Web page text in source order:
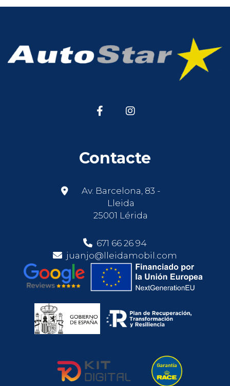
Contacte
Av. Barcelona, 83 -
Lleida
25001 Lérida
671 66 26 94
juanjo@lleidamobil.com